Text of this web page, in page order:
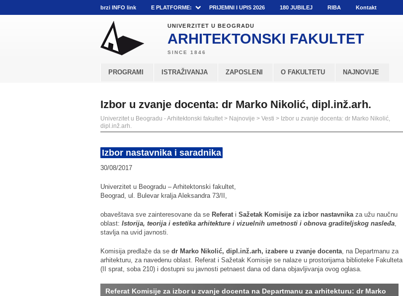
brzi INFO link E PLATFORME: PRIJEMNI I UPIS 2026 180 JUBILEJ RIBA Kontakt
UNIVERZITET U BEOGRADU
ARHITEKTONSKI FAKULTET
PROGRAMI ISTRAŽIVANJA ZAPOSLENI O FAKULTETU NAJNOVIJE
Izbor u zvanje docenta: dr Marko Nikolić, dipl.inž.arh.
Univerzitet u Beogradu - Arhitektonski fakultet > Najnovije > Vesti > Izbor u zvanje docenta: dr Marko Nikolić,
dipl.inž.arh.
Izbor nastavnika i saradnika
30/08/2017
Univerzitet u Beogradu – Arhitektonski fakultet,
Beograd, ul. Bulevar kralja Aleksandra 73/II,
obaveštava sve zainteresovane da se Referati Sažetak Komisije za izbor nastavnikaza užu naučnu
oblast: Istorija, teorija i estetika arhitekture i vizuelnih umetnosti i obnova graditeljskog nasleđa,
stavlja na uvid javnosti.
Komisija predlaže da se dr Marko Nikolić, dipl.inž.arh, izabere u zvanje docenta, na Departmanu za
arhitekturu, za navedenu oblast. Referat i Sažetak Komisije se nalaze u prostorijama biblioteke Fakulteta
(II sprat, soba 210) i dostupni su javnosti petnaest dana od dana objavljivanja ovog oglasa.
Referat Komisije za izbor u zvanje docenta na Departmanu za arhitekturu: dr Marko